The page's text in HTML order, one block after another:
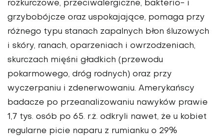
rozkurczowe, przeciwalergiczne, bakterio- i
grzybobójcze oraz uspokajające, pomaga przy
różnego typu stanach zapalnych błon śluzowych
i skóry, ranach, oparzeniach i owrzodzeniach,
skurczach mięśni gładkich (przewodu
pokarmowego, dróg rodnych) oraz przy
wyczerpaniu i zdenerwowaniu. Amerykańscy
badacze po przeanalizowaniu nawyków prawie
1,7 tys. osób po 65. r.ż. odkryli nawet, że u kobiet
regularne picie naparu z rumianku o 29%